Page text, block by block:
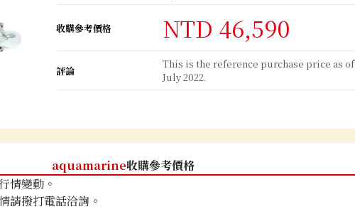
收購參考價格 NTD 46,590
評論
This is the reference purchase price as of
July 2022.
aquamarine收購參考價格
情變動。
請撥打電話洽詢。